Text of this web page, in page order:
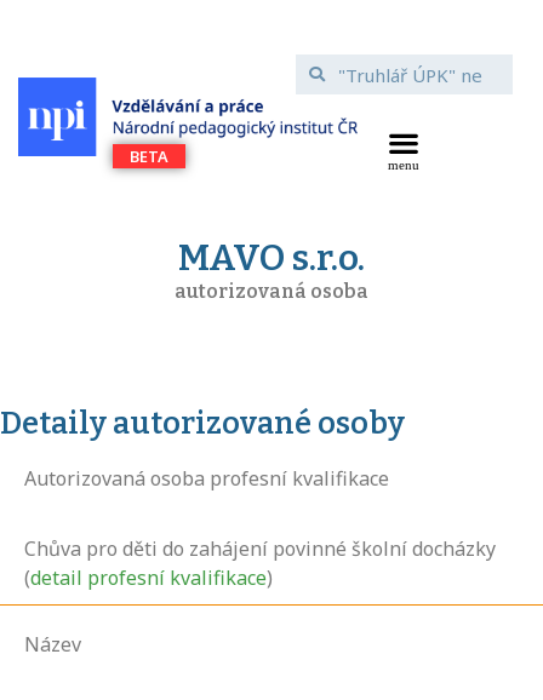
MAVO s.r.o.
autorizovaná osoba
Detaily autorizované osoby
Autorizovaná osoba profesní kvalifikace
Chůva pro děti do zahájení povinné školní docházky
(detail profesní kvalifikace)
Název